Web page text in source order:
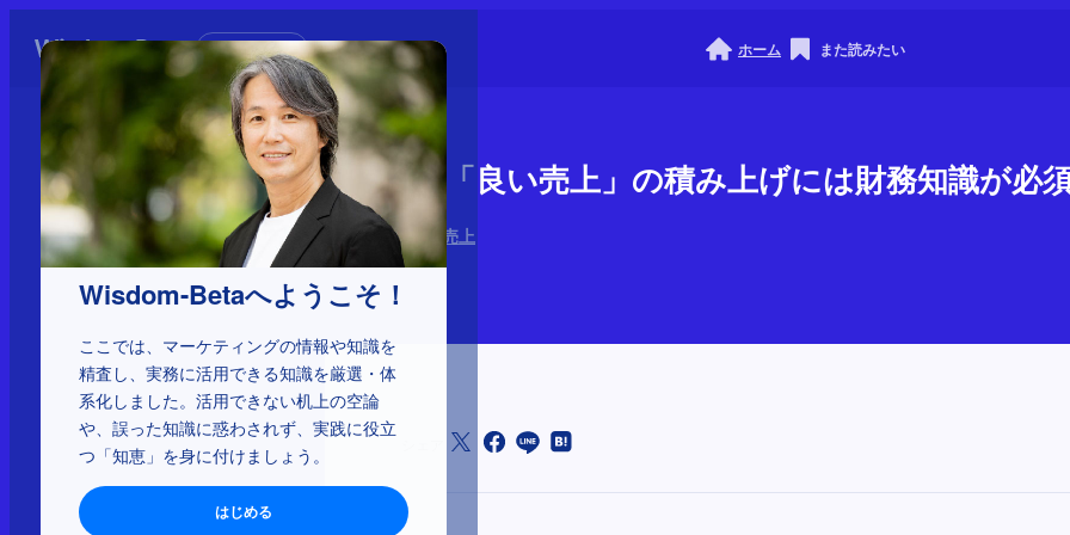
Wisdom-Betaへようこそ！
ここでは、マーケティングの情報や知識を
精査し、実務に活用できる知識を厳選・体
系化しました。活用できない机上の空論
や、誤った知識に惑わされず、実践に役立
つ「知恵」を身に付けましょう。
はじめる
初めての方へ ホーム また読みたい
2-6-13：「良い売上」の積み上げには財務知識が必
良い売上、悪い売上
2026年6月25日